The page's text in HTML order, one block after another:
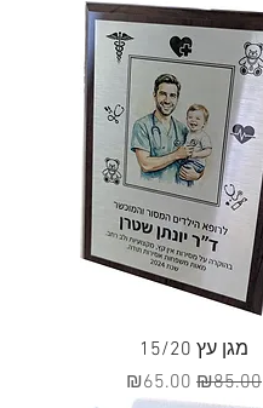
מגן עץ 15/20
מחיר רגיל
₪85.00 מחיר מבצע
₪65.00